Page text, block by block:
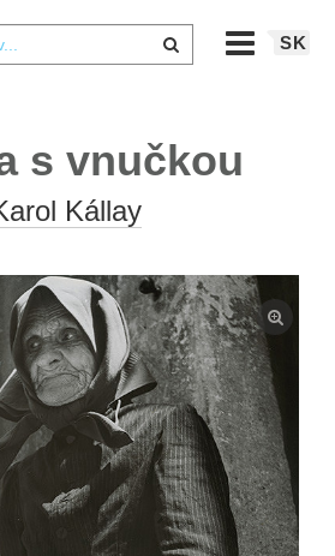
SK
s vnučkou
Kállay